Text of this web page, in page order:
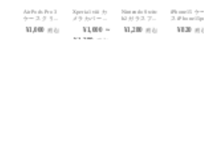
iPhone15 ケー
ス iPhone15pr...
¥820（税込）
AQUOS sense1
0 ガラスフィ...
¥1,580 （税込）
iPhone15 iPhon
e15pro 15plus...
¥1,000 （税込）
Google Pixel10a
ガラスフィ...
¥680 ～